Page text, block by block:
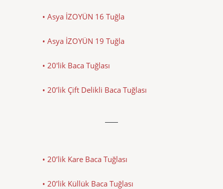
• Asya İZOYÜN 16 Tuğla
• Asya İZOYÜN 19 Tuğla
• 20'lik Baca Tuğlası
• 20’lik Çift Delikli Baca Tuğlası
• 20’lik Kare Baca Tuğlası
• 20’lik Küllük Baca Tuğlası